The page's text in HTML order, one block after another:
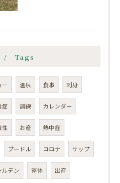
Tags
ー 温泉 食事 刺身
症 訓練 カレンダー
性 お産 熱中症
プードル コロナ サップ
ルデン 整体 出産